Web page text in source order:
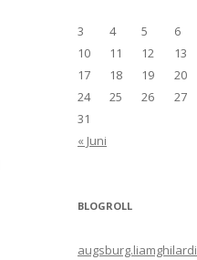
3
4 5 6
10
11 12 13
17
18 19 20
24
25 26 27
31
« Juni
BLOGROLL
augsburg.liamghilardi